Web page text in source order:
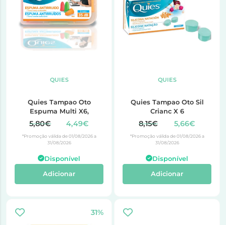
QUIES
Quies Tampao Oto
Espuma Multi X6,
5,80€ 4,49€
*Promoção válida de 01/08/2026 a
31/08/2026
Disponível
Adicionar
QUIES
Quies Tampao Oto Sil
Crianc X 6
8,15€ 5,66€
*Promoção válida de 01/08/2026 a
31/08/2026
Disponível
Adicionar
31%